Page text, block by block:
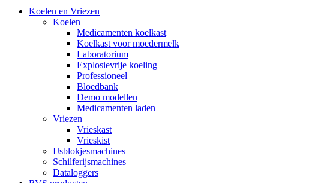
Koelen en Vriezen
Koelen
Medicamenten koelkast
Koelkast voor moedermelk
Laboratorium
Explosievrije koeling
Professioneel
Bloedbank
Demo modellen
Medicamenten laden
Vriezen
Vrieskast
Vrieskist
IJsblokjesmachines
Schilferijsmachines
Dataloggers